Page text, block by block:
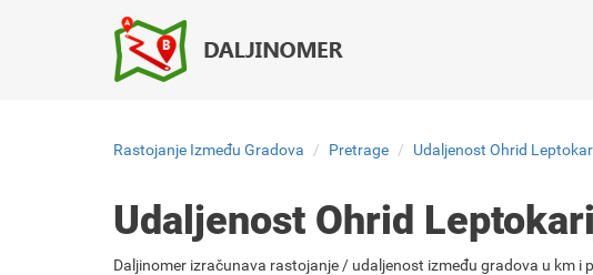
Rastojanje Između Gradova Pretrage Udaljenost Ohrid
Udaljenost Ohrid
Daljinomer izračunava rastojanje / udaljenost između gradova u km i